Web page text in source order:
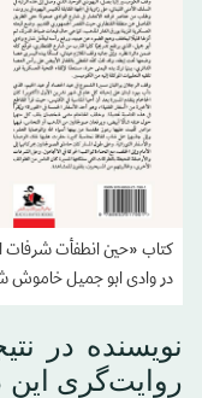
کتاب «حين انطفأت شرفات
در وادی ابو جمیل خاموش
نویسنده در
روایت‌گری این